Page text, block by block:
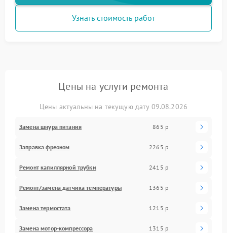
Узнать стоимость работ
Цены на услуги ремонта
Цены актуальны на текущую дату 09.08.2026
Замена шнура питания 865 р
Заправка фреоном 2265 р
Ремонт капиллярной трубки 2415 р
Ремонт/замена датчика температуры 1365 р
Замена термостата 1215 р
Замена мотор-компрессора 1315 р